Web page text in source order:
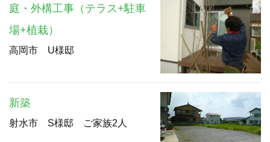
庭・外構工事（テラス+駐車
場+植栽）
高岡市 U様邸
新築
射水市 S様邸 ご家族2人